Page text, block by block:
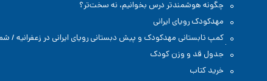
چگونه هوشمندتر درس بخوانیم، نه سخت‌تر؟
مهدکودک رویای ایرانی
کمپ تابستانی مهدکودک و پیش دبستانی رویای ایرانی در زعفرانیه /
تهران
جدول قد و وزن کودک
خرید کتاب